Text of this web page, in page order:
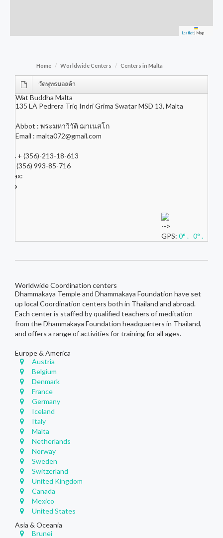
Leaflet Map
Home Worldwide Centers Centers in Malta
วัดพุทธมอลต้า
Wat Buddha Malta
135 LA Pedrera Triq Indri Grima Swatar MSD 13, Malta
Abbot : พระมหาวิวัติ ฌาเนสโก
Email : malta072@gmail.com
+ (356)-213-18-613
+ (356) 993-85-716
Fax:
-->
GPS: 0° . 0° .
Worldwide Coordination centers
Dhammakaya Temple and Dhammakaya Foundation have set
up local Coordination centers both in Thailand and abroad.
Each center is staffed by qualified teachers of meditation
from the Dhammakaya Foundation headquarters in Thailand,
and offers a range of activities for training for all ages.
Europe & America
Austria
Belgium
Denmark
France
Germany
Iceland
Italy
Malta
Netherlands
Norway
Sweden
Switzerland
United Kingdom
Canada
Mexico
United States
Asia & Oceania
Brunei